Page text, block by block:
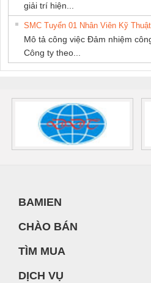
giải trí hiện...
SMC Tuyển 01 Nhân Viên Kỹ
Mô tả công việc Đảm nhiệm
Công ty theo...
BAMIEN
CHÀO BÁN
TÌM MUA
DỊCH VỤ